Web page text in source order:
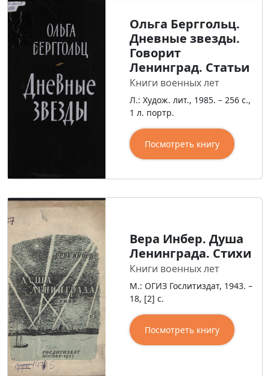
Ольга Берггольц.
Дневные звезды.
Говорит
Ленинград. Статьи
Книги военных лет
Л.: Худож. лит., 1985. – 256 с.,
1 л. портр.
Посмотреть книгу
Вера Инбер. Душа
Ленинграда. Стихи
Книги военных лет
М.: ОГИЗ Гослитиздат, 1943. –
18, [2] с.
Посмотреть книгу